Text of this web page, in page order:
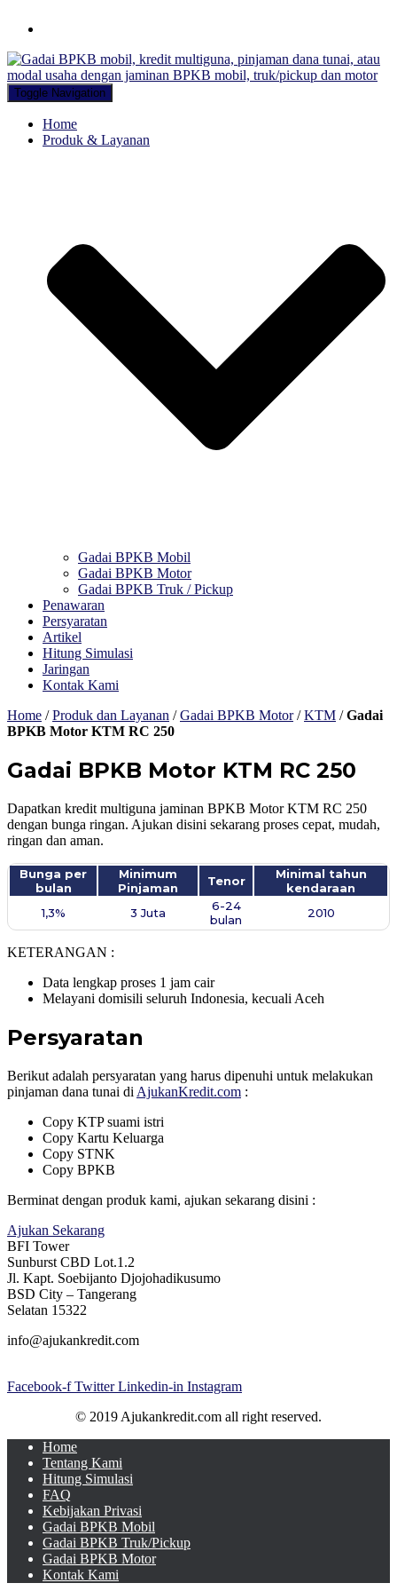
Toggle Navigation
Home
Produk & Layanan
Gadai BPKB Mobil
Gadai BPKB Motor
Gadai BPKB Truk / Pickup
Penawaran
Persyaratan
Artikel
Hitung Simulasi
Jaringan
Kontak Kami
Home /Produk dan Layanan /Gadai BPKB Motor/KTM /Gadai
BPKB Motor KTM RC 250
Gadai BPKB Motor KTM RC 250
Dapatkan kredit multiguna jaminan BPKB Motor KTM RC 250
dengan bunga ringan. Ajukan disini sekarang proses cepat, mudah,
ringan dan aman.
Bunga per
bulan
Minimum
Pinjaman
Tenor
Minimal tahun
kendaraan
1,3%
3 Juta
6-24
bulan
2010
KETERANGAN :
Data lengkap proses 1 jam cair
Melayani domisili seluruh Indonesia, kecuali Aceh
Persyaratan
Berikut adalah persyaratan yang harus dipenuhi untuk melakukan
pinjaman dana tunai di AjukanKredit.com :
Copy KTP suami istri
Copy Kartu Keluarga
Copy STNK
Copy BPKB
Berminat dengan produk kami, ajukan sekarang disini :
Ajukan Sekarang
BFI Tower
Sunburst CBD Lot.1.2
Jl. Kapt. Soebijanto Djojohadikusumo
BSD City – Tangerang
Selatan 15322
info@ajukankredit.com
Facebook-f Twitter Linkedin-in Instagram
© 2019 Ajukankredit.com all right reserved.
Home
Tentang Kami
Hitung Simulasi
FAQ
Kebijakan Privasi
Gadai BPKB Mobil
Gadai BPKB Truk/Pickup
Gadai BPKB Motor
Kontak Kami